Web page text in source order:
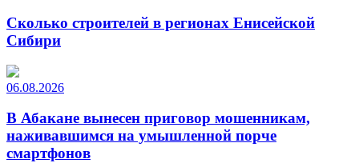
Сколько строителей в регионах Енисейской
Сибири
06.08.2026
В Абакане вынесен приговор мошенникам,
наживавшимся на умышленной порче
смартфонов